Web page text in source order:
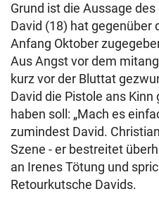
Grund ist die Aussage
David (18) hat gegenüber
Anfang Oktober
Aus Angst vor dem
kurz vor der Bluttat
David die Pistole ans
haben soll: „Mach es
zumindest David.
Szene - er bestreitet
an Irenes Tötung und
Retourkutsche Davids.